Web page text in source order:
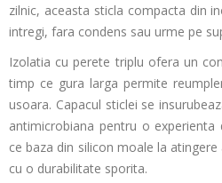
zilnic, aceasta sticla compacta din
intregi, fara condens sau urme pe
Izolatia cu perete triplu ofera un
timp ce gura larga permite
usoara. Capacul sticlei se
antimicrobiana pentru o
ce baza din silicon moale la
cu o durabilitate sporita.